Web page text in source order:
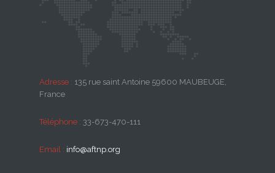
Adresse : 135 rue saint Antoine 59600 MAUBEUGE,
France
Téléphone : 33-673-470-111
Email : info@aftnp.org